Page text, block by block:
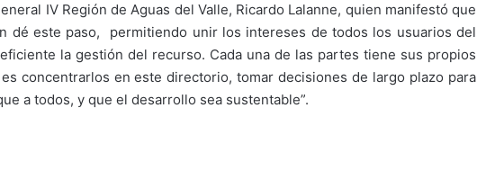
IV Región de Aguas del Valle, Ricardo Lalanne, quien manifestó que
dé este paso, permitiendo unir los intereses de todos los usuarios del
la gestión del recurso. Cada una de las partes tiene sus propios
concentrarlos en este directorio, tomar decisiones de largo plazo para
a todos, y que el desarrollo sea sustentable”.